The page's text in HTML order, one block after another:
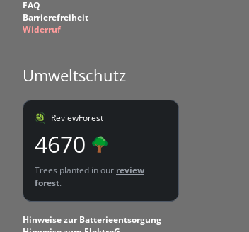
FAQ
Barrierefreiheit
Widerruf
Umweltschutz
ReviewForest
4670
Trees planted in our review
forest.
Hinweise zur Batterieentsorgung